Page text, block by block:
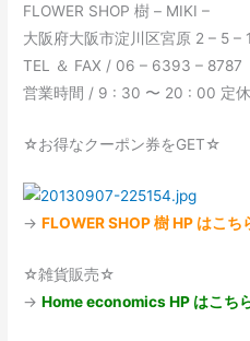
FLOWER SHOP 樹 – MIKI –
大阪府大阪市淀川区宮原 2 – 5 –
TEL ＆ FAX / 06 – 6393 – 8787
営業時間 / 9 : 30 〜 20 : 00 定
☆お得なクーポン券をGET☆
→FLOWER SHOP 樹 HP はこち
☆雑貨販売☆
→Home economics HP はこち